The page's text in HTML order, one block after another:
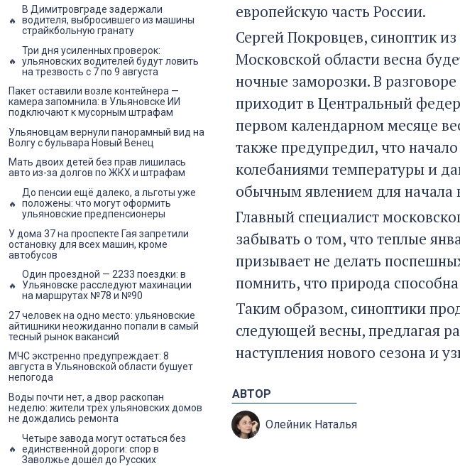
европейскую часть России.
Сергей Покровцев, синоптик
Московской области весна
ночные заморозки. В разговоре
приходит в Центральный
первом календарном месяце
также предупредил, что
колебаниями температуры и
обычным явлением для начала
Главный специалист
забывать о том, что теплые
призывает не делать
помнить, что природа
Таким образом, синоптики
следующей весны, предлагая
наступления нового сезона и
АВТОР
Олейник Наталья
В Димитровграде задержали
водителя, выбросившего из машины
страйкбольную гранату
Три дня усиленных проверок:
ульяновских водителей будут ловить
на трезвость с 7 по 9 августа
Пакет оставили возле контейнера —
камера запомнила: в Ульяновске ИИ
подключают к мусорным штрафам
Ульяновцам вернули панорамный вид на
Волгу с бульвара Новый Венец
Мать двоих детей без прав лишилась
авто из-за долгов по ЖКХ и штрафам
До пенсии ещё далеко, а льготы уже
положены: что могут оформить
ульяновские предпенсионеры
У дома 37 на проспекте Гая запретили
остановку для всех машин, кроме
автобусов
Один проездной — 2233 поездки: в
Ульяновске расследуют махинации
на маршрутах №78 и №90
27 человек на одно место: ульяновские
айтишники неожиданно попали в самый
тесный рынок вакансий
МЧС экстренно предупреждает: 8
августа в Ульяновской области бушует
непогода
Воды почти нет, а двор раскопан
неделю: жители трёх ульяновских домов
не дождались ремонта
Четыре завода могут остаться без
единственной дороги: спор в
Заволжье дошёл до Русских